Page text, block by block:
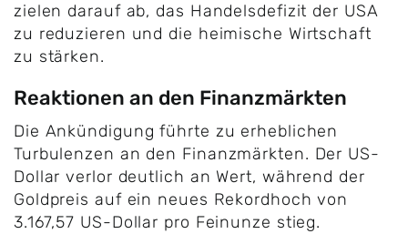
zielen darauf ab, das Handelsdefizit der USA
zu reduzieren und die heimische Wirtschaft
zu stärken.
Reaktionen an den Finanzmärkten
Die Ankündigung führte zu erheblichen
Turbulenzen an den Finanzmärkten. Der US-
Dollar verlor deutlich an Wert, während der
Goldpreis auf ein neues Rekordhoch von
3.167,57 US-Dollar pro Feinunze stieg.